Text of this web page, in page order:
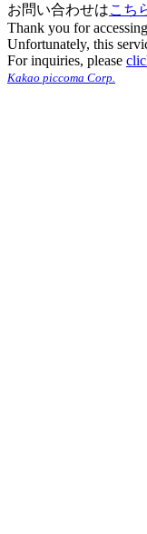
お問い合わせはこち
Thank you for
Unfortunately, this
For inquiries, please
Kakao piccoma Corp.